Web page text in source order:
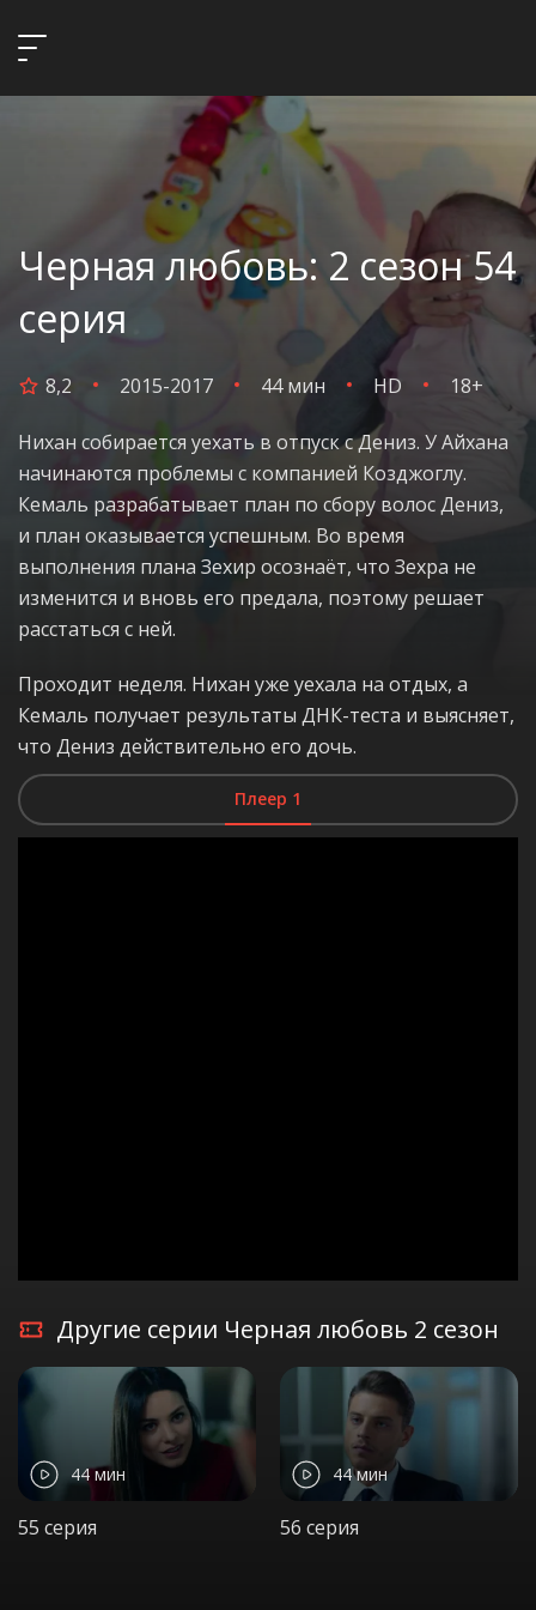
Черная любовь: 2 сезон 54
серия
8,2 2015-2017 44 мин HD 18+
Нихан собирается уехать в отпуск с Дениз. У Айхана
начинаются проблемы с компанией Козджоглу.
Кемаль разрабатывает план по сбору волос Дениз,
и план оказывается успешным. Во время
выполнения плана Зехир осознаёт, что Зехра не
изменится и вновь его предала, поэтому решает
расстаться с ней.
Проходит неделя. Нихан уже уехала на отдых, а
Кемаль получает результаты ДНК-теста и выясняет,
что Дениз действительно его дочь.
Плеер 1
Другие серии Черная любовь 2 сезон
44 мин
55 серия
44 мин
56 серия